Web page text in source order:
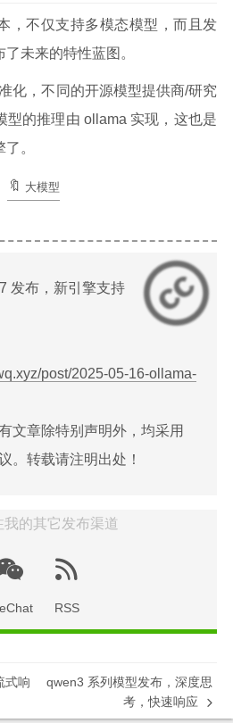
，不仅支持多模态模型，而且发
未来的特性蓝图。
化，不同的开源模型提供商/研究
型的推理由 ollama 实现，这也是
。
大模型
发布，新引擎支持
post/2025-05-16-ollama-
文章除特别声明外，均采用
。转载请注明出处！
我的其它发布渠道
RSS
式响
qwen3 系列模型发布，深度思
考，快速响应